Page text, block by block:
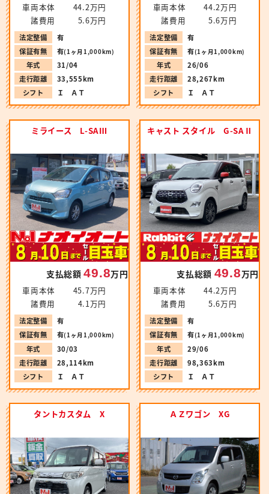
車両本体
44.2万円
諸費用
5.6万円
法定整備
有
保証有無
有(1ヶ月1,000km)
年式
31/04
走行距離
33,555km
シフト
Ｉ ＡＴ
車両本体
44.2万円
諸費用
5.6万円
法定整備
有
保証有無
有(1ヶ月1,000km)
年式
26/06
走行距離
28,267km
シフト
Ｉ ＡＴ
ミライース L-SAⅢ
支払総額49.8万円
車両本体
45.7万円
諸費用
4.1万円
法定整備
有
保証有無
有(1ヶ月1,000km)
年式
30/03
走行距離
28,114km
シフト
Ｉ ＡＴ
キャスト スタイル G-SAⅡ
支払総額 49.8万円
車両本体
44.2万円
諸費用
5.6万円
法定整備
有
保証有無
有(1ヶ月1,000km)
年式
29/06
走行距離
98,363km
シフト
Ｉ ＡＴ
タントカスタム X ＡＺワゴン XG